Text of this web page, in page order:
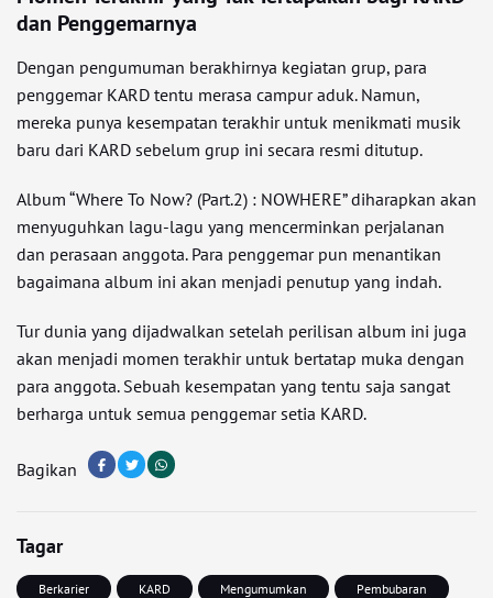
dan Penggemarnya
Dengan pengumuman berakhirnya kegiatan grup, para
penggemar KARD tentu merasa campur aduk. Namun,
mereka punya kesempatan terakhir untuk menikmati musik
baru dari KARD sebelum grup ini secara resmi ditutup.
Album “Where To Now? (Part.2) : NOWHERE” diharapkan akan
menyuguhkan lagu-lagu yang mencerminkan perjalanan
dan perasaan anggota. Para penggemar pun menantikan
bagaimana album ini akan menjadi penutup yang indah.
Tur dunia yang dijadwalkan setelah perilisan album ini juga
akan menjadi momen terakhir untuk bertatap muka dengan
para anggota. Sebuah kesempatan yang tentu saja sangat
berharga untuk semua penggemar setia KARD.
Bagikan
Tagar
Berkarier KARD Mengumumkan
Pembubaran